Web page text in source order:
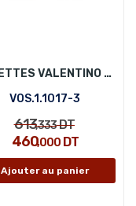
LUNETTES VALENTINO ORLANDI VOS.1.1017-3
VOS.1.1017-3
613,333DT
460,000DT
Ajouter au panier